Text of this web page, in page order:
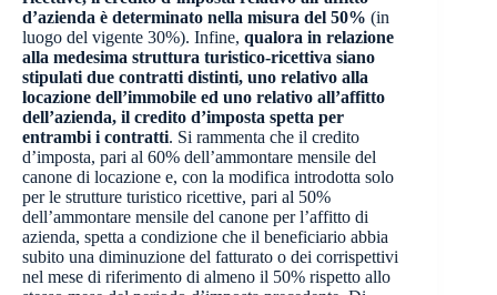
d’azienda è determinato nella misura del 50% (in
luogo del vigente 30%). Infine, qualora in relazione
alla medesima struttura turistico-ricettiva siano
stipulati due contratti distinti, uno relativo alla
locazione dell’immobile ed uno relativo all’affitto
dell’azienda, il credito d’imposta spetta per
entrambi i contratti. Si rammenta che il credito
d’imposta, pari al 60% dell’ammontare mensile del
canone di locazione e, con la modifica introdotta solo
per le strutture turistico ricettive, pari al 50%
dell’ammontare mensile del canone per l’affitto di
azienda, spetta a condizione che il beneficiario abbia
subito una diminuzione del fatturato o dei corrispettivi
nel mese di riferimento di almeno il 50% rispetto allo